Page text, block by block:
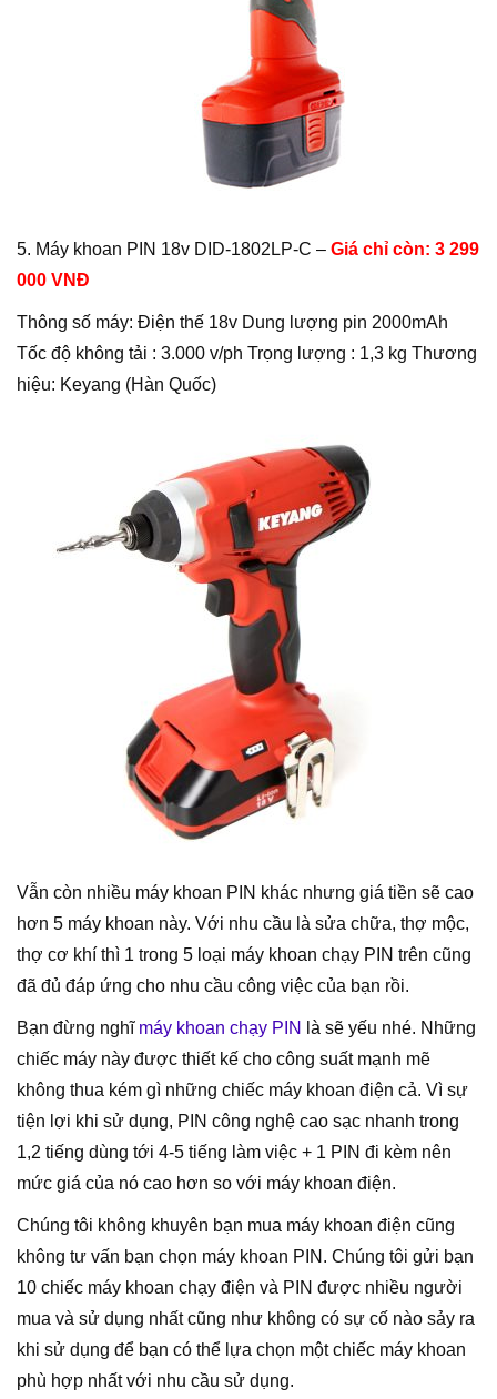
5. Máy khoan PIN 18v DID-1802LP-C – Giá chỉ còn: 3 299
000 VNĐ
Thông số máy: Điện thế 18v Dung lượng pin 2000mAh
Tốc độ không tải : 3.000 v/ph Trọng lượng : 1,3 kg Thương
hiệu: Keyang (Hàn Quốc)
Vẫn còn nhiều máy khoan PIN khác nhưng giá tiền sẽ cao
hơn 5 máy khoan này. Với nhu cầu là sửa chữa, thợ mộc,
thợ cơ khí thì 1 trong 5 loại máy khoan chạy PIN trên cũng
đã đủ đáp ứng cho nhu cầu công việc của bạn rồi.
Bạn đừng nghĩ máy khoan chạy PIN
là sẽ yếu nhé. Những
chiếc máy này được thiết kế cho công suất mạnh mẽ
không thua kém gì những chiếc máy khoan điện cả. Vì sự
tiện lợi khi sử dụng, PIN công nghệ cao sạc nhanh trong
1,2 tiếng dùng tới 4-5 tiếng làm việc + 1 PIN đi kèm nên
mức giá của nó cao hơn so với máy khoan điện.
Chúng tôi không khuyên bạn mua máy khoan điện cũng
không tư vấn bạn chọn máy khoan PIN. Chúng tôi gửi bạn
10 chiếc máy khoan chạy điện và PIN được nhiều người
mua và sử dụng nhất cũng như không có sự cố nào sảy ra
khi sử dụng để bạn có thể lựa chọn một chiếc máy khoan
phù hợp nhất với nhu cầu sử dụng.